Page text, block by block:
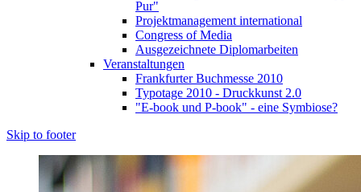
Pur"
Projektmanagement international
Congress of Media
Ausgezeichnete Diplomarbeiten
Veranstaltungen
Frankfurter Buchmesse 2010
Typotage 2010 - Druckkunst 2.0
"E-book und P-book" - eine Symbiose?
Skip to footer